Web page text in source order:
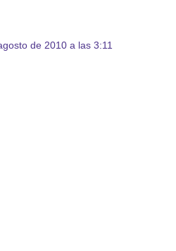
de 2010 a las 3:11